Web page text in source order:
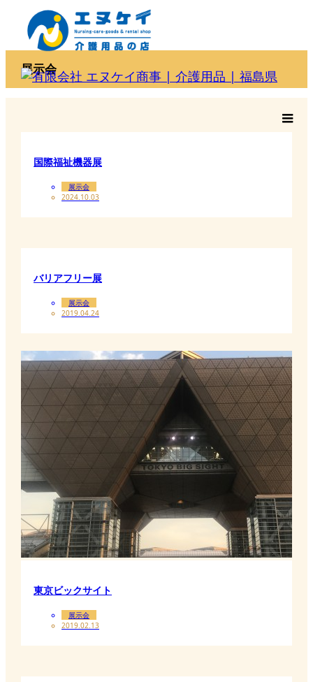
展示会
国際福祉機器展
展示会
2024.10.03
バリアフリー展
展示会
2019.04.24
東京ビックサイト
展示会
2019.02.13